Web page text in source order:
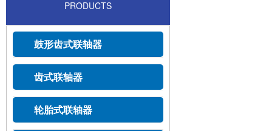
PRODUCTS
鼓形齿式联轴器
齿式联轴器
轮胎式联轴器